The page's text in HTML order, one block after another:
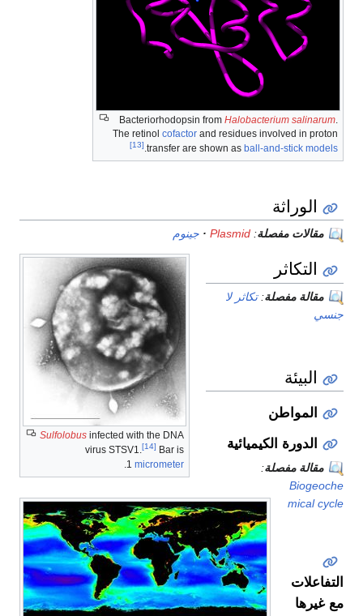
Bacteriorhodopsin from Halobacterium salinarum
The retinol cofactor and residues involved in proton
transfer are shown as ball-and-stick models
[13]
الوراثة
مقالات مفصلة:
Plasmid جينوم
Sulfolobus infected with the DNA
virus STSV1.
[14] Bar is
1 micrometer
التكاثر
مقالة مفصلة:تكاثر لا
جنسي
البيئة
المواطن
الدورة الكيميائية
مقالة مفصلة:
Biogeoche
mical cycle
التفاعلات
مع غيرها